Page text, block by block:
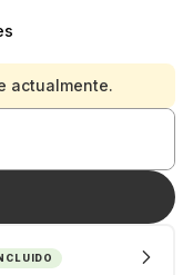
actualmente.